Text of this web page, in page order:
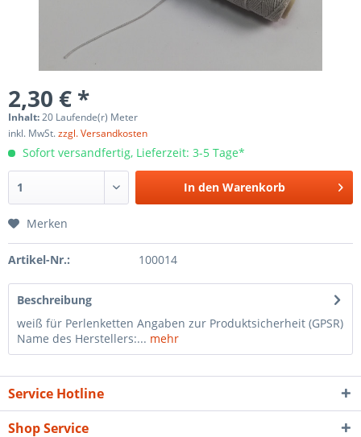
2,30 € *
Inhalt:20 Laufende(r) Meter
inkl. MwSt.zzgl. Versandkosten
Sofort versandfertig, Lieferzeit: 3-5 Tage*
In den Warenkorb
Merken
Artikel-Nr.: 100014
Beschreibung
weiß für Perlenketten Angaben zur Produktsicherheit (GPSR)
Name des Herstellers:... mehr
Service Hotline
Shop Service